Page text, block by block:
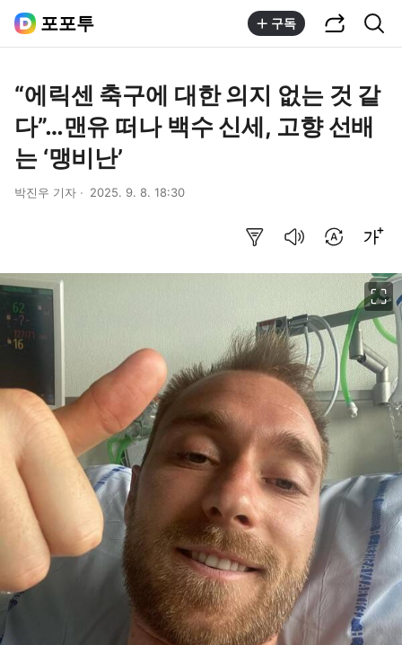
포포투 구독
“에릭센 축구에 대한 의지 없는 것 같
다”…맨유 떠나 백수 신세, 고향 선배
는 ‘맹비난’
박진우 기자 2025. 9. 8. 18:30